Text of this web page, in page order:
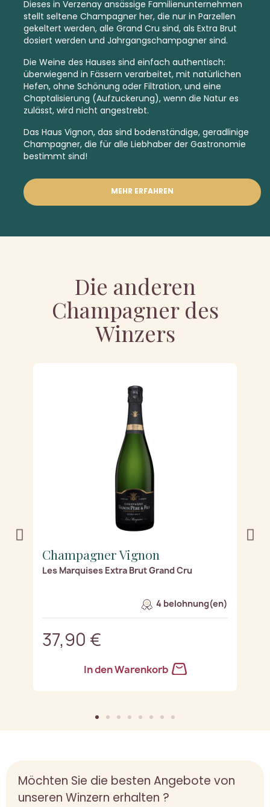
Dieses in Verzenay ansässige Familienunternehmen
stellt seltene Champagner her, die nur in Parzellen
gekeltert werden, alle Grand Cru sind, als Extra Brut
dosiert werden und Jahrgangschampagner sind.
Die Weine des Hauses sind einfach authentisch:
überwiegend in Fässern verarbeitet, mit natürlichen
Hefen, ohne Schönung oder Filtration, und eine
Chaptalisierung (Aufzuckerung), wenn die Natur es
zulässt, wird nicht angestrebt.
Das Haus Vignon, das sind bodenständige, geradlinige
Champagner, die für alle Liebhaber der Gastronomie
bestimmt sind!
MEHR ERFAHREN
Die anderen
Champagner des
Winzers
Champagner Vignon
Les Marquises Extra Brut Grand Cru
4 belohnung(en)
37,90 €
In den Warenkorb
Möchten Sie die besten Angebote von
unseren Winzern erhalten ?